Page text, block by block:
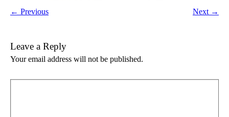
← Previous Next →
Leave a Reply
Your email address will not be published.